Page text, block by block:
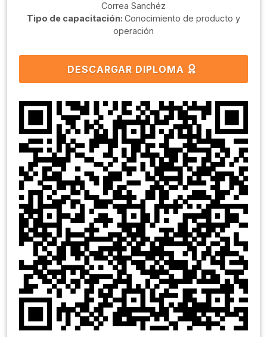
Correa Sanchéz
Tipo de capacitación: Conocimiento de producto y
operación
DESCARGAR DIPLOMA